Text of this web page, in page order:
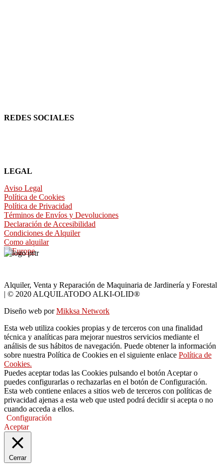
REDES SOCIALES
LEGAL
Aviso Legal
Política de Cookies
Política de Privacidad
Términos de Envíos y Devoluciones
Declaración de Accesibilidad
Condiciones de Alquiler
Como alquilar
Alquiler, Venta y Reparación de Maquinaria de Jardinería y Forestal
| © 2020 ALQUILATODO ALKI-OLID®
Diseño web porMikksa Network
Esta web utiliza cookies propias y de terceros con una finalidad
técnica y analíticas para mejorar nuestros servicios mediante el
análisis de sus hábitos de navegación. Puede obtener la información
sobre nuestra Política de Cookies en el siguiente enlace Política de
Cookies.
Puedes aceptar todas las Cookies pulsando el botón Aceptar o
puedes configurarlas o rechazarlas en el botón de Configuración.
Esta web contiene enlaces a sitios web de terceros con políticas de
privacidad ajenas a esta web que usted podrá decidir si acepta o no
cuando acceda a ellos.
Configuración
Aceptar
Cerrar